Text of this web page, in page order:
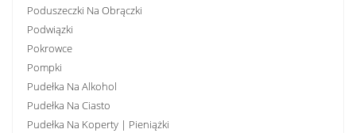
Poduszeczki Na Obrączki
Podwiązki
Pokrowce
Pompki
Pudełka Na Alkohol
Pudełka Na Ciasto
Pudełka Na Koperty | Pieniążki